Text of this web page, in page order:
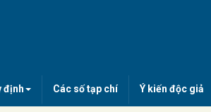
định Các số tạp chí Ý kiến độc giả